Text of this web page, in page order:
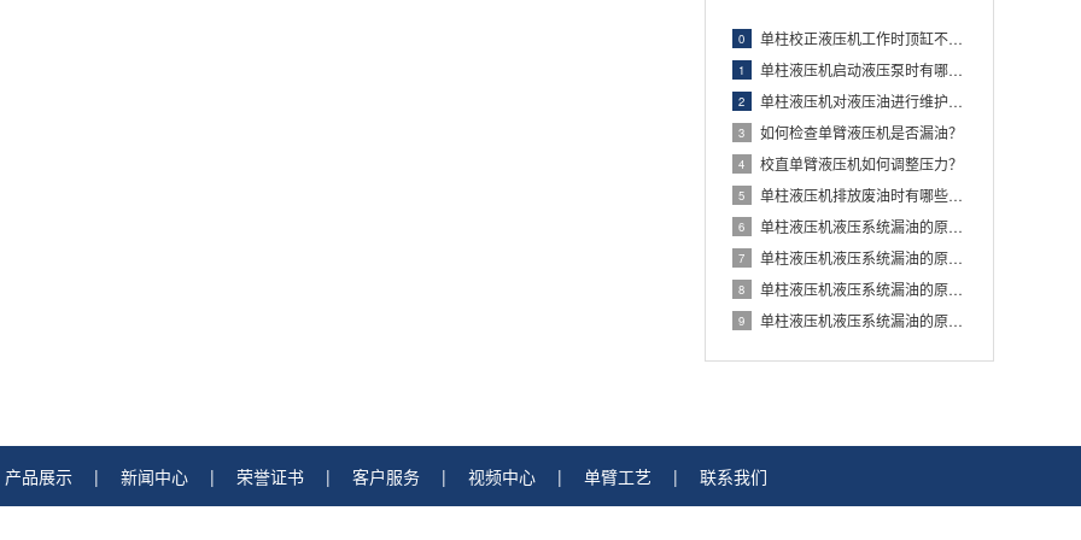
0 单柱校正液压机工作时顶缸不退回怎么办？
1 单柱液压机启动液压泵时有哪些注意事项？
2 单柱液压机对液压油进行维护时有哪些注意事项
3 如何检查单臂液压机是否漏油？
4 校直单臂液压机如何调整压力？
5 单柱液压机排放废油时有哪些注意事项？
6 单柱液压机液压系统漏油的原因及解决方法
7 单柱液压机液压系统漏油的原因及解决方法
8 单柱液压机液压系统漏油的原因及解决方法
9 单柱液压机液压系统漏油的原因及解决方法
产品展示 | 新闻中心 | 荣誉证书 | 客户服务 | 视频中心 | 单臂工艺 | 联系我们